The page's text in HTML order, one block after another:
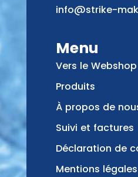
info@strike-
Menu
Vers le Webshop
Produits
À propos de
Suivi et factures
Déclaration de
Mentions légales